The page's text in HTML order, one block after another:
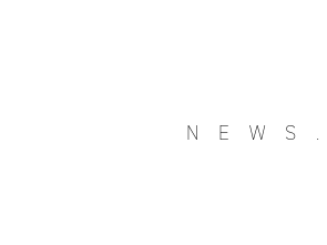
NEWS.